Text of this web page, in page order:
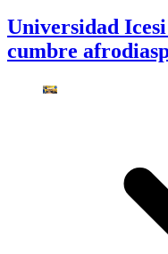
Universidad
cumbre